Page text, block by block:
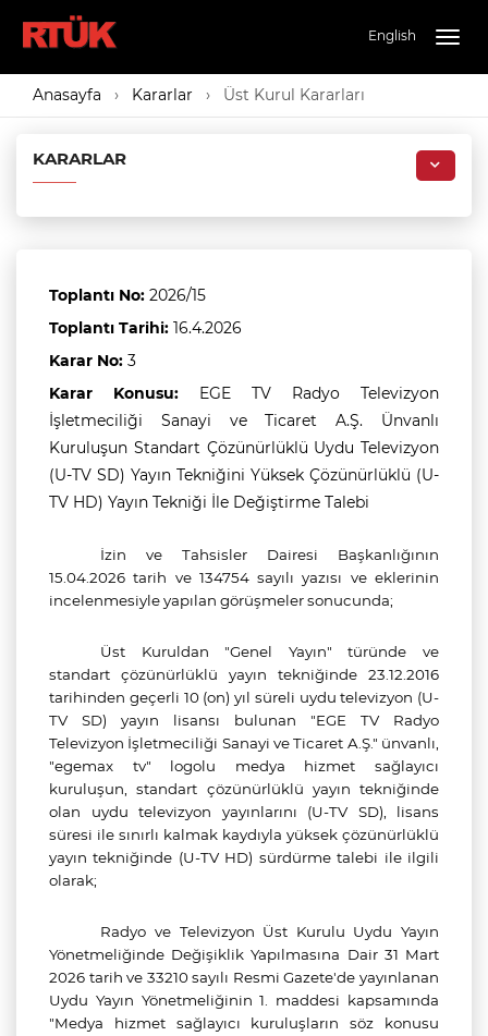
English
Anasayfa Kararlar Üst Kurul Kararları
KARARLAR
Toplantı No: 2026/15
Toplantı Tarihi: 16.4.2026
Karar No: 3
Karar Konusu: EGE TV Radyo Televizyon
İşletmeciliği Sanayi ve Ticaret A.Ş. Ünvanlı
Kuruluşun Standart Çözünürlüklü Uydu Televizyon
(U-TV SD) Yayın Tekniğini Yüksek Çözünürlüklü (U-
TV HD) Yayın Tekniği İle Değiştirme Talebi
İzin ve Tahsisler Dairesi Başkanlığının
15.04.2026 tarih ve 134754 sayılı yazısı ve eklerinin
incelenmesiyle yapılan görüşmeler sonucunda;
Üst Kuruldan "Genel Yayın" türünde ve
standart çözünürlüklü yayın tekniğinde 23.12.2016
tarihinden geçerli 10 (on) yıl süreli uydu televizyon (U-
TV SD) yayın lisansı bulunan "EGE TV Radyo
Televizyon İşletmeciliği Sanayi ve Ticaret A.Ş." ünvanlı,
"egemax tv" logolu medya hizmet sağlayıcı
kuruluşun, standart çözünürlüklü yayın tekniğinde
olan uydu televizyon yayınlarını (U-TV SD), lisans
süresi ile sınırlı kalmak kaydıyla yüksek çözünürlüklü
yayın tekniğinde (U-TV HD) sürdürme talebi ile ilgili
olarak;
Radyo ve Televizyon Üst Kurulu Uydu Yayın
Yönetmeliğinde Değişiklik Yapılmasına Dair 31 Mart
2026 tarih ve 33210 sayılı Resmi Gazete'de yayınlanan
Uydu Yayın Yönetmeliğinin 1. maddesi kapsamında
"Medya hizmet sağlayıcı kuruluşların söz konusu